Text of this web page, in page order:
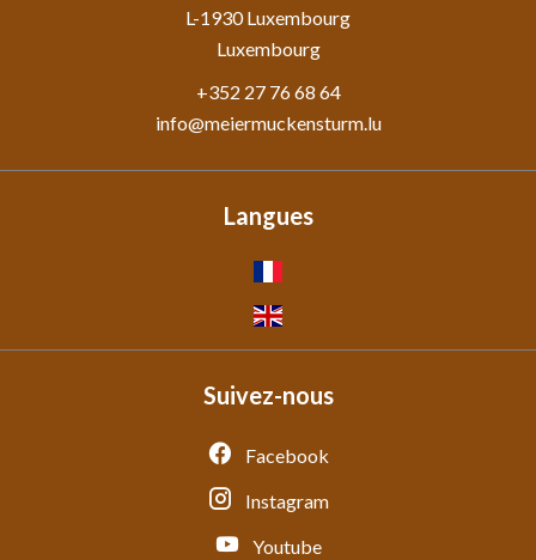
L-1930Luxembourg
Luxembourg
+352 27 76 68 64
info@meiermuckensturm.lu
Langues
Suivez-nous
Facebook
Instagram
Youtube